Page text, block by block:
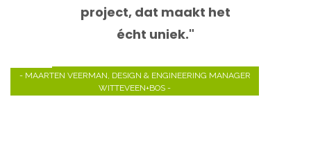
project, dat maakt het
écht uniek."
- MAARTEN VEERMAN, DESIGN & ENGINEERING MANAGER
WITTEVEEN+BOS -